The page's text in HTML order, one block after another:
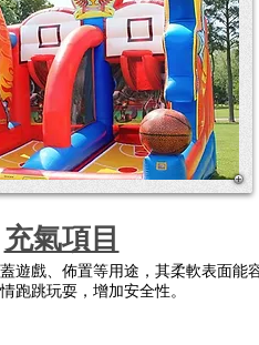
充氣項目
遊戲、佈置等用途，其柔軟表面能
跑跳玩耍，增加安全性。